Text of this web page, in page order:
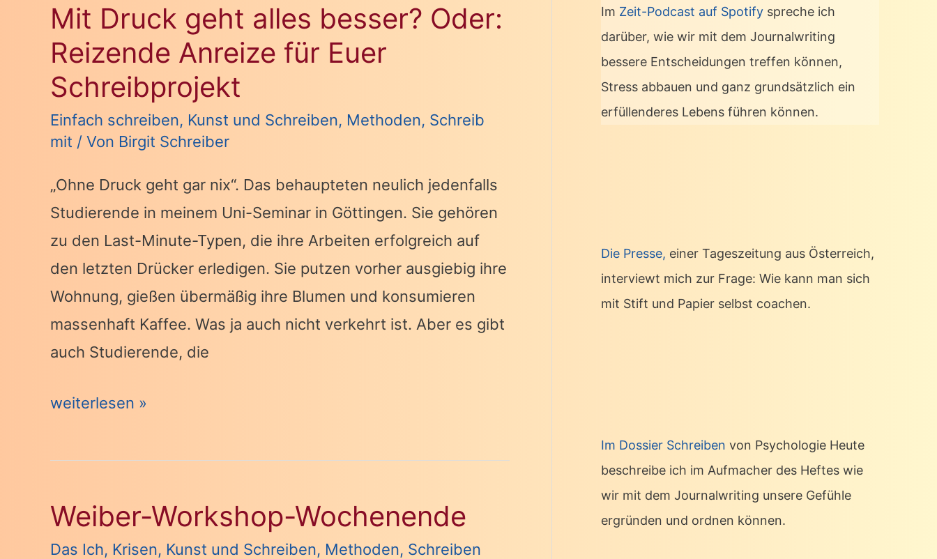
NEHMEN
WIR
UNS
WIEDER
ZEIT
WÜNSCHE!
Mit Druck geht alles besser? Oder:
Reizende Anreize für Euer
Schreibprojekt
Einfach schreiben, Kunst und Schreiben, Methoden, Schreib
mit / Von Birgit Schreiber
„Ohne Druck geht gar nix“. Das behaupteten neulich jedenfalls
Studierende in meinem Uni-Seminar in Göttingen. Sie gehören
zu den Last-Minute-Typen, die ihre Arbeiten erfolgreich auf
den letzten Drücker erledigen. Sie putzen vorher ausgiebig ihre
Wohnung, gießen übermäßig ihre Blumen und konsumieren
massenhaft Kaffee. Was ja auch nicht verkehrt ist. Aber es gibt
auch Studierende, die
Mit
geht
besser?
Oder:
weiterlesen »
Weiber-Workshop-Wochenende
Das Ich, Krisen, Kunst und Schreiben, Methoden, Schreiben
Im Zeit-Podcast auf Spotify spreche ich
darüber, wie wir mit dem Journalwriting
bessere Entscheidungen treffen können,
Stress abbauen und ganz grundsätzlich ein
erfüllenderes Lebens führen können.
Die Presse, einer Tageszeitung aus Österreich,
interviewt mich zur Frage: Wie kann man sich
mit Stift und Papier selbst coachen.
Im Dossier Schreiben von Psychologie Heute
beschreibe ich im Aufmacher des Heftes wie
wir mit dem Journalwriting unsere Gefühle
ergründen und ordnen können.